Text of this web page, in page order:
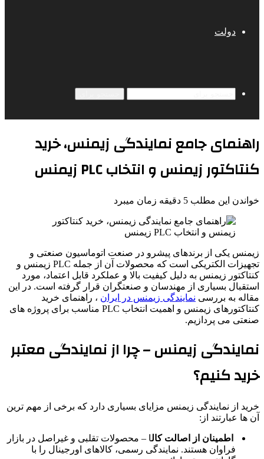
دولت
راهنمای جامع نمایندگی زیمنس، خرید
کنتاکتور زیمنس و انتخاب PLC زیمنس
خواندن این مطلب 5 دقیقه زمان میبرد
زیمنس یکی از برندهای پیشرو در صنعت اتوماسیون صنعتی و
تجهیزات الکتریکی است که محصولات آن از جمله PLC زیمنس و
کنتاکتور زیمنس به دلیل کیفیت بالا و عملکرد قابل اعتماد، مورد
استقبال بسیاری از مهندسان و صنعتگران قرار گرفته است. در این
مقاله به بررسی نمایندگی زیمنس در ایران ، راهنمای خرید
کنتاکتورهای زیمنس و اهمیت انتخاب PLC مناسب برای پروژه های
صنعتی می پردازیم.
نمایندگی زیمنس – چرا از نمایندگی معتبر
خرید کنیم؟
خرید از نمایندگی زیمنس مزایای بسیاری دارد که برخی از مهم ترین
آن ها عبارتند از:
اطمینان از اصالت کالا – محصولات تقلبی و غیراصل در بازار
فراوان هستند. نمایندگی رسمی، کالاهای اورجینال را با